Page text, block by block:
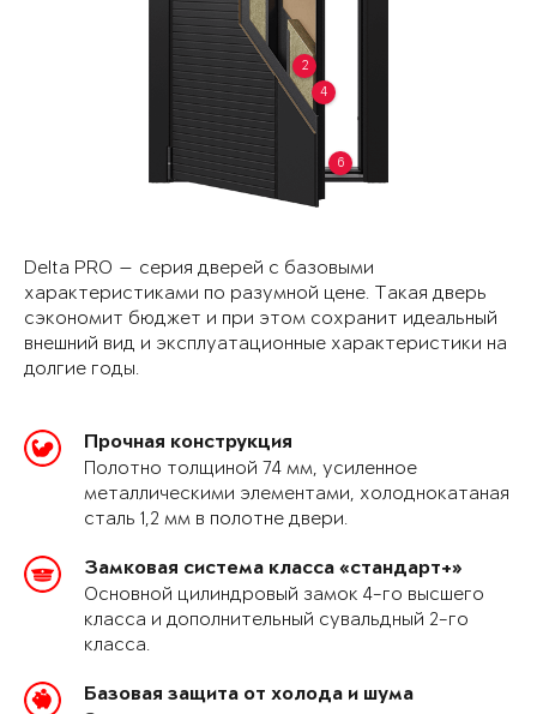
2
4
6
Delta PRO — серия дверей с базовыми
характеристиками по разумной цене. Такая дверь
сэкономит бюджет и при этом сохранит идеальный
внешний вид и эксплуатационные характеристики на
долгие годы.
Прочная конструкция
Полотно толщиной 74 мм, усиленное
металлическими элементами, холоднокатаная
сталь 1,2 мм в полотне двери.
Замковая система класса «стандарт+»
Основной цилиндровый замок 4-го высшего
класса и дополнительный сувальдный 2-го
класса.
Базовая защита от холода и шума